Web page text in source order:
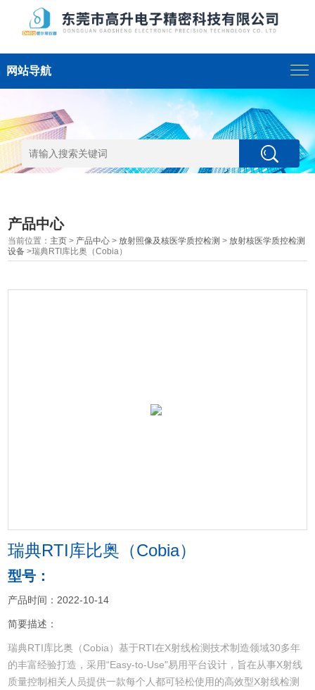
网站导航
产品中心
当前位置： 主页 > 产品中心 >放射照像及核医学质控检测 >放射核医学质控检测
设备 >瑞典RTI库比奥（Cobia）
瑞典RTI库比奥（Cobia）
型号：
产品时间：2022-10-14
简要描述：
瑞典RTI库比奥（Cobia）基于RTI在X射线检测技术制造领域30多年
的丰富经验打造，采用“Easy-to-Use"易用平台设计，旨在从事X射线
质量控制相关人员提供一款每个人都可轻松使用的高效型X射线检测